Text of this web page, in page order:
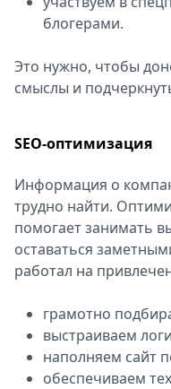
блогерами.
Это нужно, чтобы
смыслы и
SEO-оптимизация
Информация о
трудно найти.
помогает занимать
оставаться
работал на
грамотно
выстраиваем
наполняем сайт
обеспечиваем